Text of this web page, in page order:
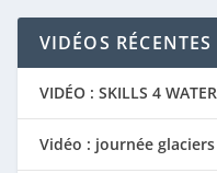
VIDÉOS RÉCENTES
VIDÉO : SKILLS 4 WATER
Vidéo : journée